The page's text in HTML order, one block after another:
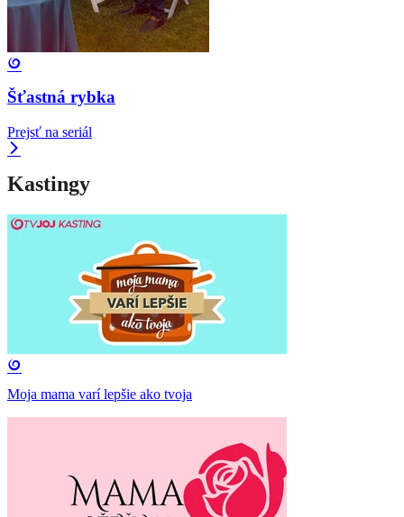
Šťastná rybka
Prejsť na seriál
Kastingy
Moja mama varí lepšie ako tvoja